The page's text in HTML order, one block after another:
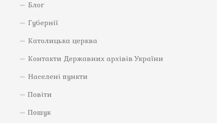
Блог
Губернії
Католицька церква
Контакти Державних архівів України
Населені пункти
Повіти
Пошук